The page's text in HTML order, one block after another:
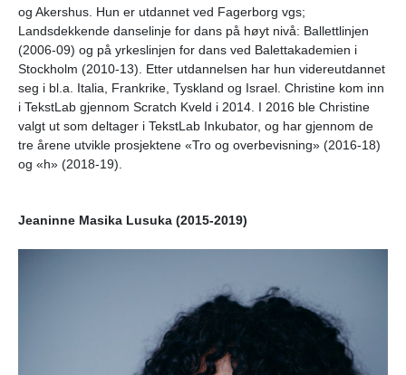
og Akershus. Hun er utdannet ved Fagerborg vgs;
Landsdekkende danselinje for dans på høyt nivå: Ballettlinjen
(2006-09) og på yrkeslinjen for dans ved Balettakademien i
Stockholm (2010-13). Etter utdannelsen har hun videreutdannet
seg i bl.a. Italia, Frankrike, Tyskland og Israel. Christine kom inn
i TekstLab gjennom Scratch Kveld i 2014. I 2016 ble Christine
valgt ut som deltager i TekstLab Inkubator, og har gjennom de
tre årene utvikle prosjektene «Tro og overbevisning» (2016-18)
og «h» (2018-19).
Jeaninne Masika Lusuka (2015-2019)